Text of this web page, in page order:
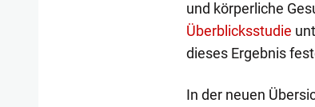
und körperliche
Überblicksstudie
dieses Ergebnis
In der neuen